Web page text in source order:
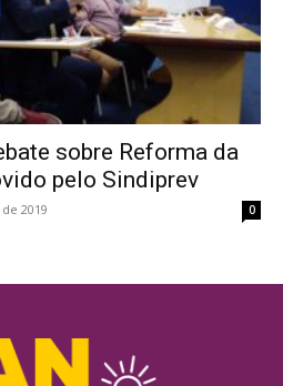
sobre Reforma da
pelo Sindiprev
2019 0